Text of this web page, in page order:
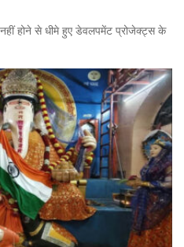
होने से धीमे हुए डेवलपमेंट प्रोजेक्ट्स के